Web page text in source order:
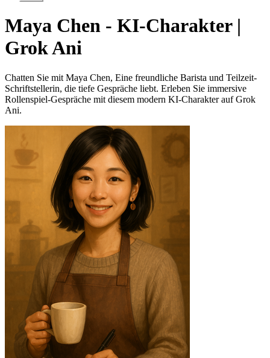
Maya Chen - KI-Charakter |
Grok Ani
Chatten Sie mit Maya Chen, Eine freundliche Barista und Teilzeit-
Schriftstellerin, die tiefe Gespräche liebt. Erleben Sie immersive
Rollenspiel-Gespräche mit diesem modern KI-Charakter auf Grok
Ani.